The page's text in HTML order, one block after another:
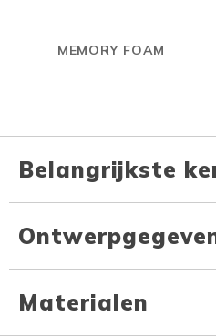
MEMORY FOAM
Belangrijkste
Materialen